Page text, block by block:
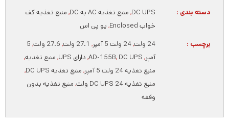
دسته بندی :
DC UPS
, منبع تغذیه AC به DC , منبع تغذیه کف
خواب Enclosed
, یو پی اس
برچسب :
24 ولت ,24 ولت 5 آمپر , 27.1 ولت , 27.6 ولت ,
5
آمپر,
AD-155B, DC UPS
, دارای UPS , منبع تغذیه,
منبع تغذیه 24 ولت 5 آمپر
, منبع تغذیه DC UPS
,
منبع تغذیه DC UPS 24 ولت
, منبع تغذیه بدون
وقفه